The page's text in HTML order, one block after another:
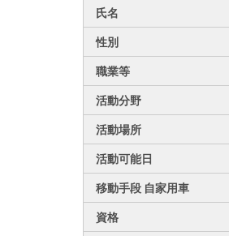
氏名
性別
職業等
活動分野
活動場所
活動可能日
移動手段 自家用車
資格